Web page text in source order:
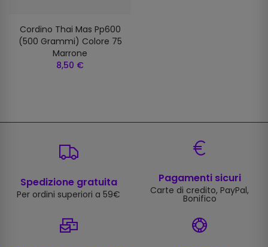
Cordino Thai Mas Pp600
(500 Grammi) Colore 75
Marrone
8,50 €
Spedizione gratuita
Per ordini superiori a 59€
Pagamenti sicuri
Carte di credito, PayPal,
Bonifico